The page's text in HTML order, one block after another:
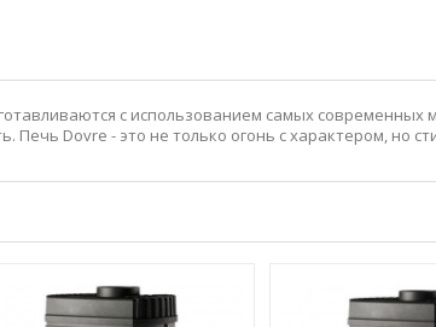
с использованием самых современных
Печь Dovre - это не только огонь с характером, но